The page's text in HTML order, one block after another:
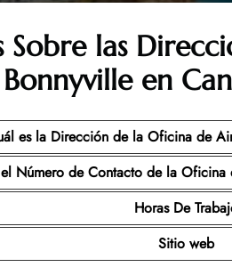
Sobre las
en
es la Dirección de la Oficina de
Número de Contacto de la
Horas De
Sitio web